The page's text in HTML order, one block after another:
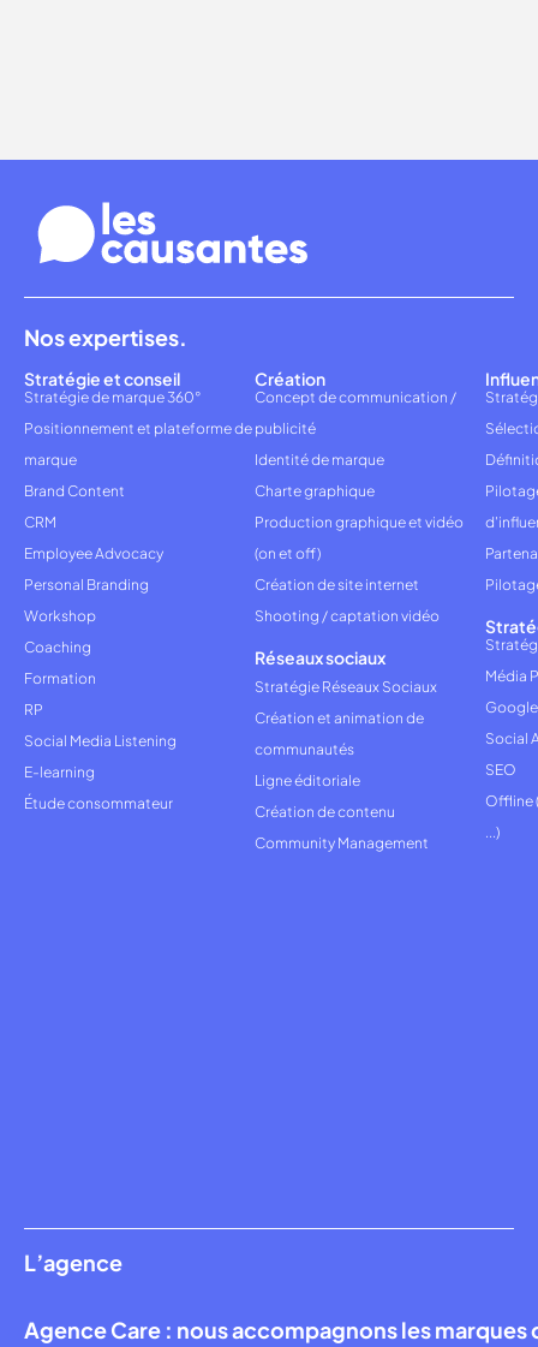
L’agence
Agence Care : nous accompagnons les
Nos expertises.
Stratégie et conseil
Stratégie de marque 360°
Positionnement et plateforme de
marque
Brand Content
CRM
Employee Advocacy
Personal Branding
Workshop
Coaching
Formation
RP
Social Media Listening
E-learning
Étude consommateur
Création
Concept de communication /
publicité
Identité de marque
Charte graphique
Production graphique et vidéo
(on et off)
Création de site internet
Shooting / captation vidéo
Réseaux sociaux
Stratégie Réseaux Sociaux
Création et animation de
communautés
Ligne éditoriale
Création de contenu
Community Management
Média
Social
SEO
Offline
...)